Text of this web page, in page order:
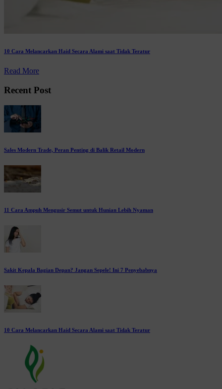
10 Cara Melancarkan Haid Secara Alami saat Tidak Teratur
Read More
Recent Post
Sales Modern Trade, Peran Penting di Balik Retail Modern
11 Cara Ampuh Mengusir Semut untuk Hunian Lebih Nyaman
Sakit Kepala Bagian Depan? Jangan Sepele! Ini 7 Penyebabnya
10 Cara Melancarkan Haid Secara Alami saat Tidak Teratur